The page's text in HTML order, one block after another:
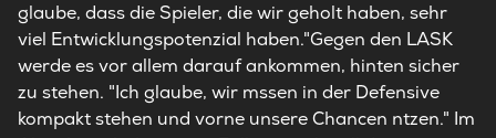
glaube, dass die Spieler, die wir geholt haben, sehr
viel Entwicklungspotenzial haben."Gegen den LASK
werde es vor allem darauf ankommen, hinten sicher
zu stehen. "Ich glaube, wir mssen in der Defensive
kompakt stehen und vorne unsere Chancen ntzen." Im